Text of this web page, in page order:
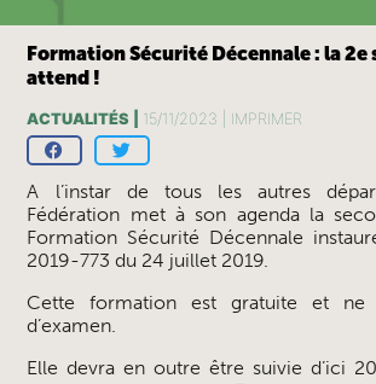
Formation Sécurité Décennale : la 2e
attend !
ACTUALITÉS | 15/11/2023 | IMPRIMER
A l’instar de tous les autres
Fédération met à son agenda la
Formation Sécurité Décennale
2019-773 du 24 juillet 2019.
Cette formation est gratuite et ne
d’examen.
Elle devra en outre être suivie d’ici